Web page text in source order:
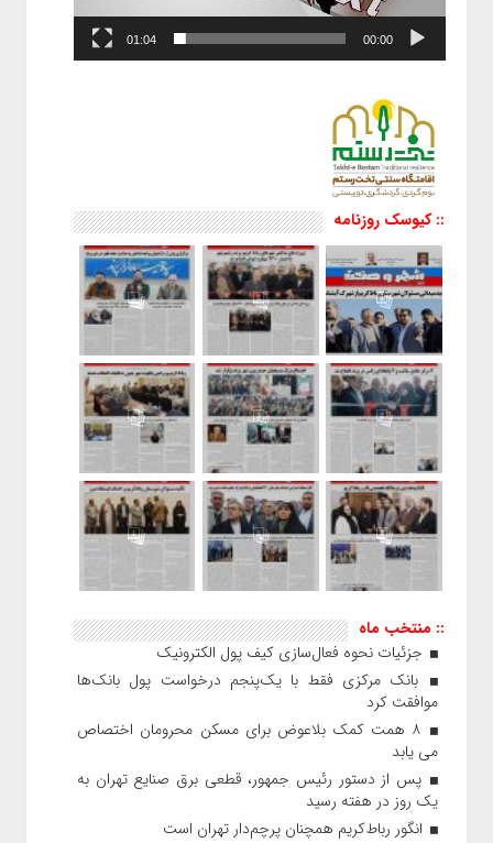
00:00
01:04
:: کیوسک روزنامه
:: منتخب ماه
جزئیات نحوه فعال‌سازی کیف پول الکترونیک
بانک مرکزی فقط با یک‌‎پنجم درخواست پول بانک‌ها
موافقت کرد
۸ همت کمک بلاعوض برای مسکن محرومان اختصاص
می یابد
پس از دستور رئیس‌ جمهور، قطعی برق صنایع تهران به
یک روز در هفته رسید
انگور رباط‌کریم همچنان پرچم‌دار تهران است